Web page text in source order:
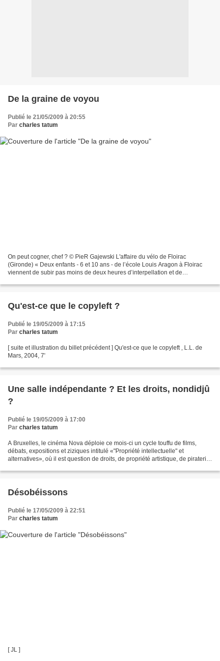
De la graine de voyou
Publié le 21/05/2009 à 20:55
Par charles tatum
On peut cogner, chef ? © PieR Gajewski L'affaire du vélo de Floirac
(Gironde) « Deux enfants - 6 et 10 ans - de l’école Louis Aragon à Floirac
viennent de subir pas moins de deux heures d’interpellation et de
Qu'est-ce que le copyleft ?
Publié le 19/05/2009 à 17:15
Par charles tatum
[ suite et illustration du billet précédent ] Qu'est-ce que le copyleft , L.L. de
Mars, 2004, 7'
Une salle indépendante ? Et les droits, nondidjû
?
Publié le 19/05/2009 à 17:00
Par charles tatum
A Bruxelles, le cinéma Nova déploie ce mois-ci un cycle touffu de films,
débats, expositions et ziziques intitulé «"Propriété intellectuelle" et
alternatives», où il est question de droits, de propriété artistique, de piraterie,
Désobéissons
Publié le 17/05/2009 à 22:51
Par charles tatum
[ JL ]